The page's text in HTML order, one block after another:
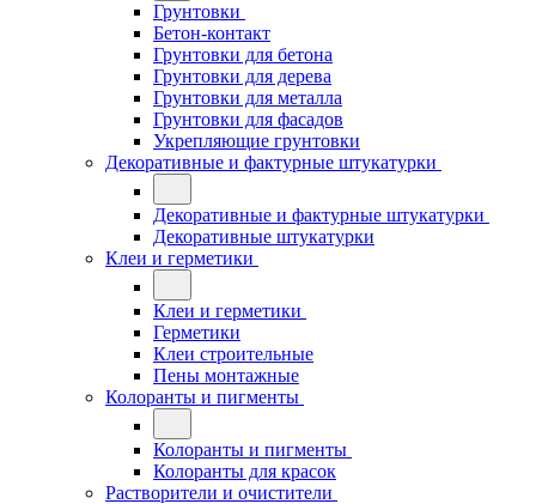
Грунтовки
Бетон-контакт
Грунтовки для бетона
Грунтовки для дерева
Грунтовки для металла
Грунтовки для фасадов
Укрепляющие грунтовки
Декоративные и фактурные штукатурки
Декоративные и фактурные штукатурки
Декоративные штукатурки
Клеи и герметики
Клеи и герметики
Герметики
Клеи строительные
Пены монтажные
Колоранты и пигменты
Колоранты и пигменты
Колоранты для красок
Растворители и очистители